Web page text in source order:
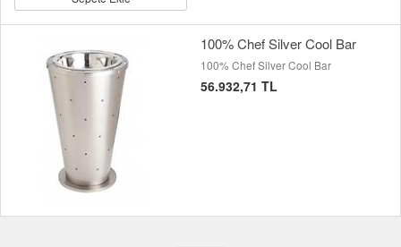
100% Chef Silver Cool Bar
100% Chef Silver Cool Bar
56.932,71 TL